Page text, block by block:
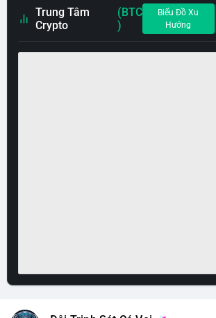
Trung Tâm
Crypto
(BTC
)
Biểu Đồ Xu
Hướng